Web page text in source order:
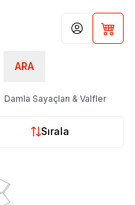
ARA
Hesabım
Damla Sayaçları & Valfler
Sırala